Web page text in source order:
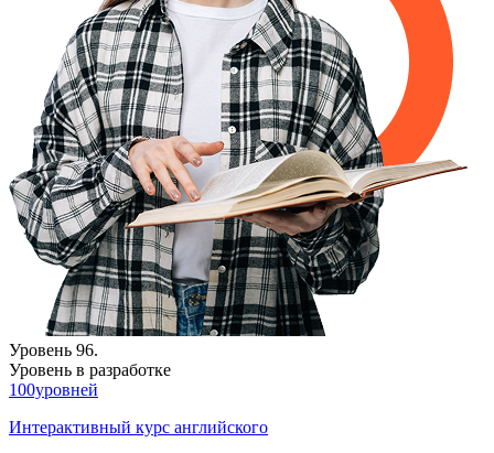
Уровень 96.
Уровень в разработке
100уровней
Интерактивный курс английского